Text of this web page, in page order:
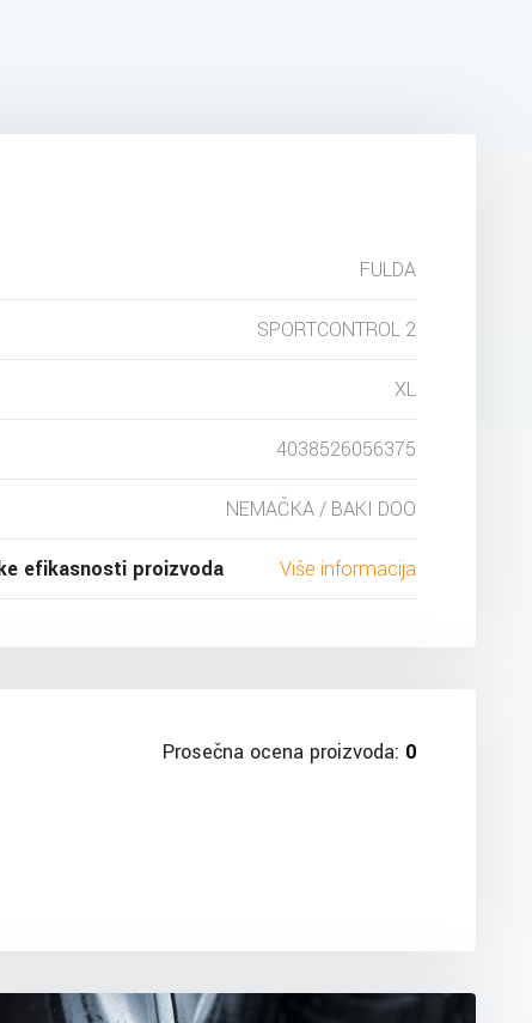
FULDA
SPORTCONTROL 2
XL
4038526056375
NEMAČKA / BAKI DOO
efikasnosti proizvoda Više informacija
Prosečna ocena proizvoda: 0